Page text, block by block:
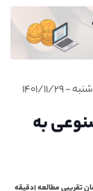
به
تقریبی مطالعه۱دقیقه